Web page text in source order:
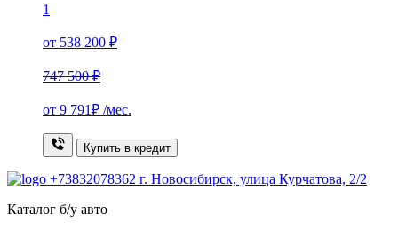
1
от 538 200 ₽
747 500 ₽
от 9 791₽ /мес.
Купить в кредит
+73832078362 г. Новосибирск, улица Курчатова, 2/2
Каталог б/у авто